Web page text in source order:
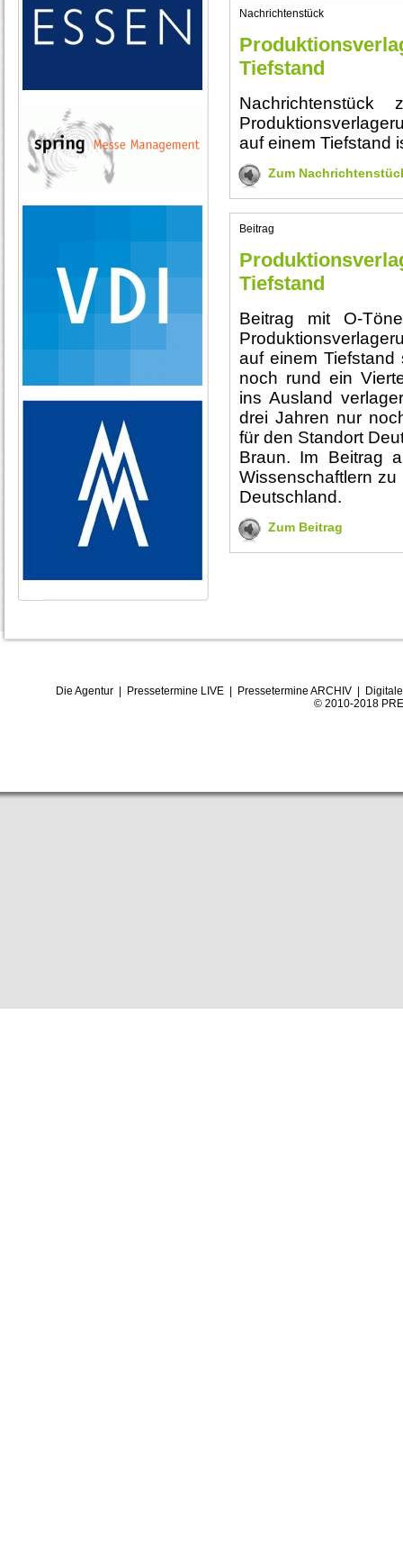
Nachrichtenstück
Tiefstand
auf einem Tiefstand
Zum
Beitrag
Tiefstand
Beitrag mit O-
auf einem
noch rund ein
ins Ausland
drei Jahren nur
für den Standort
Braun. Im Beitrag
Wissenschaftlern
Deutschland.
Zum Beitrag
Die Agentur| Pressetermine LIVE| Pressetermine ARCHIV|
© 2010-2018